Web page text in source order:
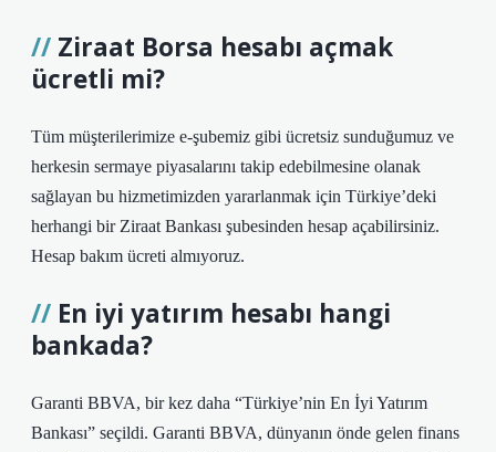
Ziraat Borsa hesabı açmak
ücretli mi?
Tüm müşterilerimize e-şubemiz gibi ücretsiz sunduğumuz ve
herkesin sermaye piyasalarını takip edebilmesine olanak
sağlayan bu hizmetimizden yararlanmak için Türkiye’deki
herhangi bir Ziraat Bankası şubesinden hesap açabilirsiniz.
Hesap bakım ücreti almıyoruz.
En iyi yatırım hesabı hangi
bankada?
Garanti BBVA, bir kez daha “Türkiye’nin En İyi Yatırım
Bankası” seçildi. Garanti BBVA, dünyanın önde gelen finans